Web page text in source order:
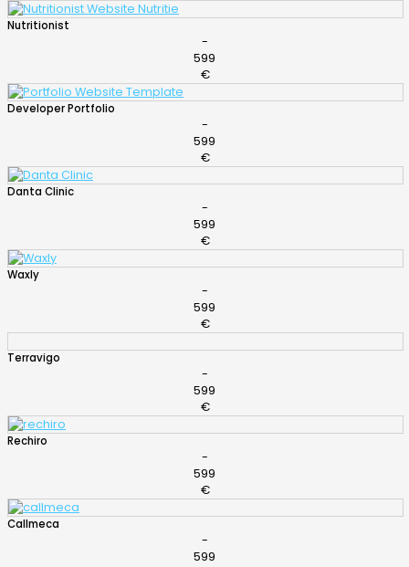
Nutritionist
-
599
€
Developer Portfolio
-
599
€
Danta Clinic
-
599
€
Waxly
-
599
€
Terravigo
-
599
€
Rechiro
-
599
€
Callmeca
-
599